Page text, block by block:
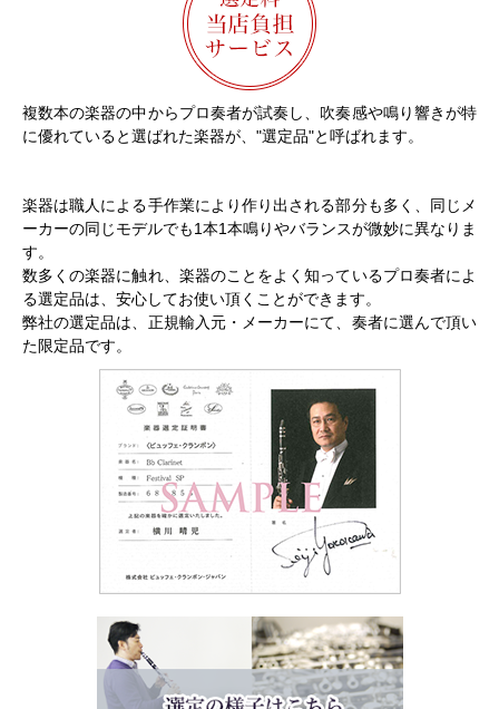
複数本の楽器の中からプロ奏者が試奏し、吹奏感や鳴り響きが特
に優れていると選ばれた楽器が、"選定品"と呼ばれます。
楽器は職人による手作業により作り出される部分も多く、同じメ
ーカーの同じモデルでも1本1本鳴りやバランスが微妙に異なりま
す。
数多くの楽器に触れ、楽器のことをよく知っているプロ奏者によ
る選定品は、安心してお使い頂くことができます。
弊社の選定品は、正規輸入元・メーカーにて、奏者に選んで頂い
た限定品です。